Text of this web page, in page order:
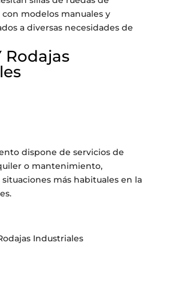
modelos manuales y
a diversas necesidades de
Rodajas
dispone de servicios de
o mantenimiento,
más habituales en la
Industriales